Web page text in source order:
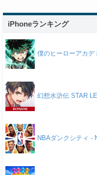
iPhoneランキング
僕のヒーローアカデ
幻想水滸伝 STAR
NBAダンクシティ -